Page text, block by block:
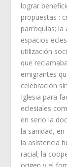
lograr
propuestas :
parroquias;
espacios
utilización
que
emigrantes
celebración
Iglesia para
eclesiales
en serio la
la sanidad,
la asistencia
racial; la